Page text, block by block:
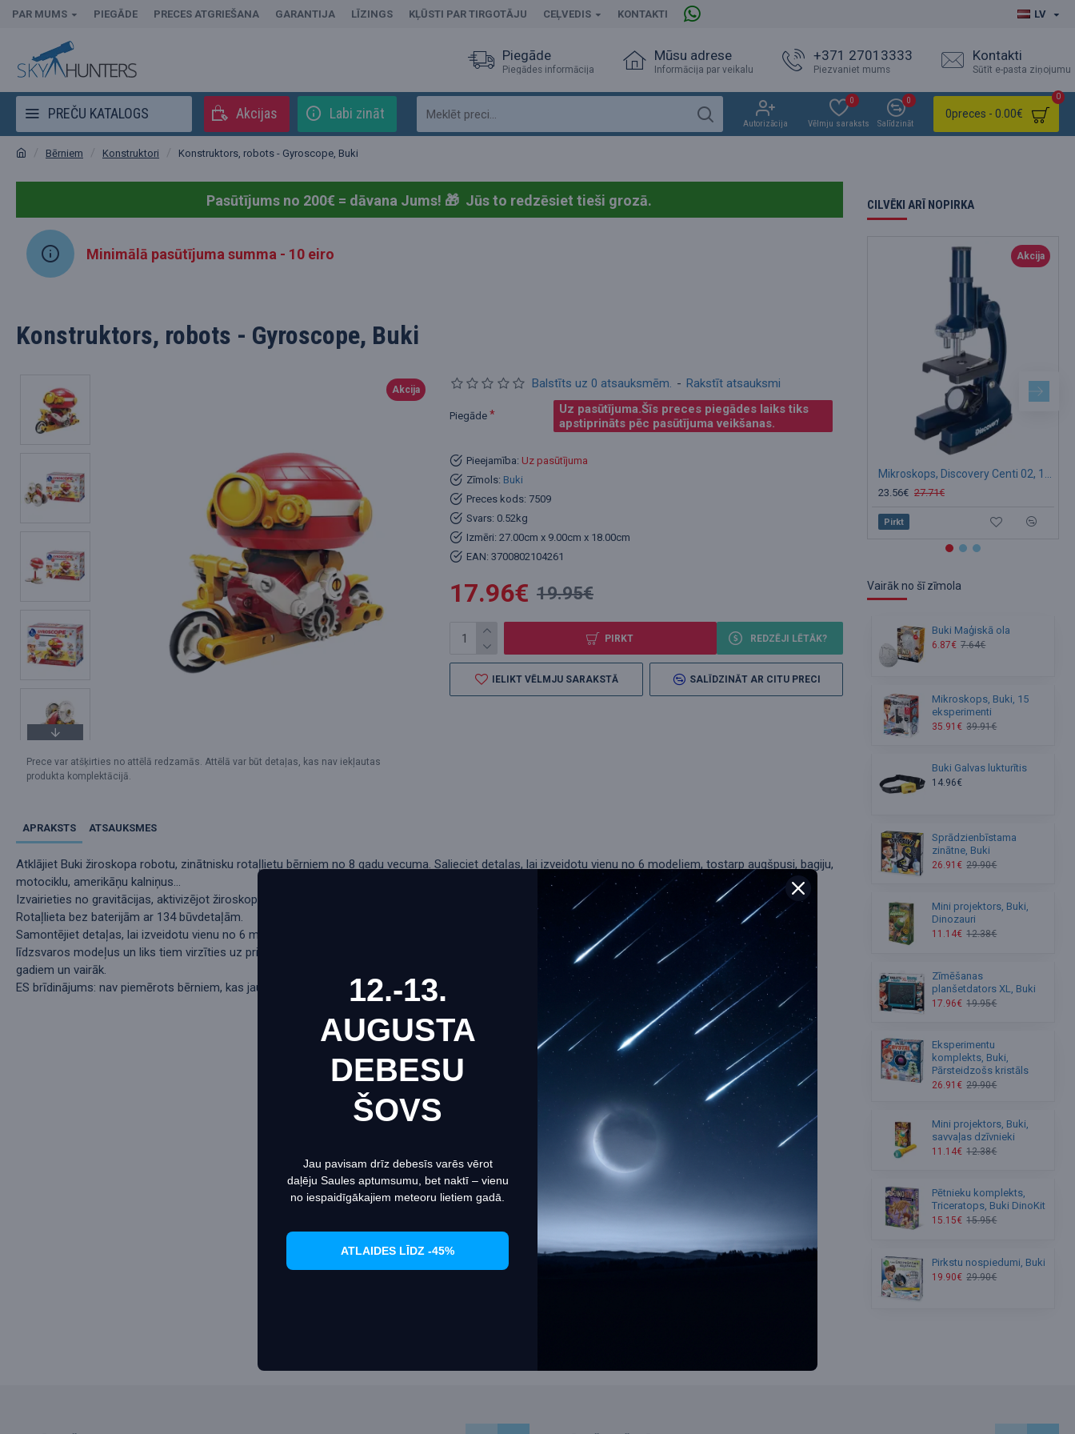
Šī vietne izmanto sīkfailus, lai nodrošinātu jums vislabāko pieredzi mūsu
vietnē.Informācija par sīkdatnēm (cookies)
PAR MUMS PIEGĀDE PRECES ATGRIEŠANA GARANTIJA LĪZINGS KĻŪSTI PAR TIRGOTĀJU CEĻVEDIS KONTAKTI LV
Piegāde
Piegādes informācija
Mūsu adrese
Informācija par veikalu
+371 27013333
Piezvaniet mums
Kontakti
Sūtīt e-pasta ziņojumu
PREČU KATALOGS Akcijas Labi zināt
Autorizācija Vēlmju saraksts
0
Salīdzināt
0
0preces - 0.00€
0
Bērniem Konstruktori Konstruktors, robots - Gyroscope, Buki
Pasūtījums no 200€ = dāvana Jums! 🎁 Jūs to redzēsiet tieši grozā.
Minimālā pasūtījuma summa - 10 eiro
Konstruktors, robots - Gyroscope, Buki
Akcija
Prece var atšķirties no attēlā redzamās. Attēlā var būt detaļas, kas nav iekļautas
produkta komplektācijā.
Pieejamība: Uz pasūtījuma
Zīmols: Buki
Preces kods: 7509
Svars: 0.52kg
Izmēri: 27.00cm x 9.00cm x 18.00cm
EAN: 3700802104261
Balstīts uz 0 atsauksmēm. - Rakstīt atsauksmi
17.96€ 19.95€
Piegāde
Uz pasūtījuma.Šīs preces piegādes laiks tiks
apstiprināts pēc pasūtījuma veikšanas.
PIRKT REDZĒJI LĒTĀK?
IELIKT VĒLMJU SARAKSTĀ SALĪDZINĀT AR CITU PRECI
APRAKSTS ATSAUKSMES
Atklājiet Buki žiroskopa robotu, zinātnisku rotaļlietu bērniem no 8 gadu vecuma. Salieciet detaļas, lai izveidotu vienu no 6 modeļiem, tostarp augšpusi, bagiju,
motociklu, amerikāņu kalniņus...
Izvairieties no gravitācijas, aktivizējot žiroskopu. Kad tas ir ieslēgts, tas līdzsvaros modeļus un liks tiem virzīties uz priekšu un kustēties.
Rotaļlieta bez baterijām ar 134 būvdetaļām.
Samontējiet detaļas, lai izveidotu vienu no 6 modeļiem, ieskaitot griežamo, bagiju, motociklu, krievu kalnu... Darbojas ar žiroskopu: pēc uzstādīšanas tas
līdzsvaros modeļus un liks tiem virzīties uz priekšu un kustēties Pilnkrāsu ilustrētas instrukcijas ar detalizētu montāžas shēmu Ieteicamais vecums no 8
gadiem un vairāk.
ES brīdinājums: nav piemērots bērniem, kas jaunāki par 3 gadiem, jo sīkas detaļas var izraisīt aizrīšanās risku.
CILVĒKI ARĪ NOPIRKA
Mikroskops, Discovery Centi 02, 100x-900x, ar grāmatu
27.71€
Saules
Pirkt
Vairāk no šī zīmola
Buki Maģiskā ola
6.87€ 7.64€
Mikroskops, Buki, 15
eksperimenti
35.91€ 39.91€
Buki Galvas lukturītis
14.96€
Sprādzienbīstama
zinātne, Buki
26.91€ 29.90€
Mini projektors, Buki,
Dinozauri
11.14€ 12.38€
Zīmēšanas
planšetdators XL, Buki
17.96€ 19.95€
Eksperimentu
komplekts, Buki,
Pārsteidzošs kristāls
26.91€ 29.90€
Mini projektors, Buki,
savvaļas dzīvnieki
11.14€ 12.38€
Pētnieku komplekts,
Triceratops, Buki DinoKit
15.15€ 15.95€
Pirkstu nospiedumi, Buki
19.90€ 29.90€
12.-13.
AUGUSTA
DEBESU
ŠOVS
Jau pavisam drīz debesīs varēs vērot
daļēju Saules aptumsumu, bet naktī – vienu
no iespaidīgākajiem meteoru lietiem gadā.
ATLAIDES LĪDZ -45%